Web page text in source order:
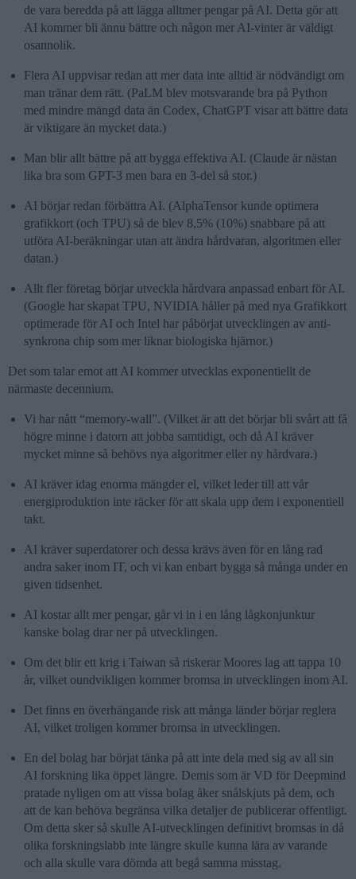
de vara beredda på att lägga alltmer pengar på AI. Detta gör att
AI kommer bli ännu bättre och någon mer AI-vinter är väldigt
osannolik.
Flera AI uppvisar redan att mer data inte alltid är nödvändigt om
man tränar dem rätt. (PaLM blev motsvarande bra på Python
med mindre mängd data än Codex, ChatGPT visar att bättre data
är viktigare än mycket data.)
Man blir allt bättre på att bygga effektiva AI. (Claude är nästan
lika bra som GPT-3 men bara en 3-del så stor.)
AI börjar redan förbättra AI. (AlphaTensor kunde optimera
grafikkort (och TPU) så de blev 8,5% (10%) snabbare på att
utföra AI-beräkningar utan att ändra hårdvaran, algoritmen eller
datan.)
Allt fler företag börjar utveckla hårdvara anpassad enbart för AI.
(Google har skapat TPU, NVIDIA håller på med nya Grafikkort
optimerade för AI och Intel har påbörjat utvecklingen av anti-
synkrona chip som mer liknar biologiska hjärnor.)
Det som talar emot att AI kommer utvecklas exponentiellt de
närmaste decennium.
Vi har nått “memory-wall”. (Vilket är att det börjar bli svårt att få
högre minne i datorn att jobba samtidigt, och då AI kräver
mycket minne så behövs nya algoritmer eller ny hårdvara.)
AI kräver idag enorma mängder el, vilket leder till att vår
energiproduktion inte räcker för att skala upp dem i exponentiell
takt.
AI kräver superdatorer och dessa krävs även för en lång rad
andra saker inom IT, och vi kan enbart bygga så många under en
given tidsenhet.
AI kostar allt mer pengar, går vi in i en lång lågkonjunktur
kanske bolag drar ner på utvecklingen.
Om det blir ett krig i Taiwan så riskerar Moores lag att tappa 10
år, vilket oundvikligen kommer bromsa in utvecklingen inom AI.
Det finns en överhängande risk att många länder börjar reglera
AI, vilket troligen kommer bromsa in utvecklingen.
En del bolag har börjat tänka på att inte dela med sig av all sin
AI forskning lika öppet längre. Demis som är VD för Deepmind
pratade nyligen om att vissa bolag åker snålskjuts på dem, och
att de kan behöva begränsa vilka detaljer de publicerar offentligt.
Om detta sker så skulle AI-utvecklingen definitivt bromsas in då
olika forskningslabb inte längre skulle kunna lära av varande
och alla skulle vara dömda att begå samma misstag.